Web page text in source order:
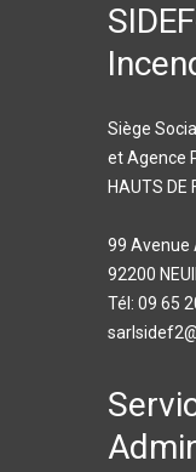
Siège Social
et Agence
HAUTS DE
99 Avenue
92200
Tél: 09 65